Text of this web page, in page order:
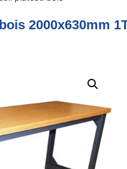
2000x630mm